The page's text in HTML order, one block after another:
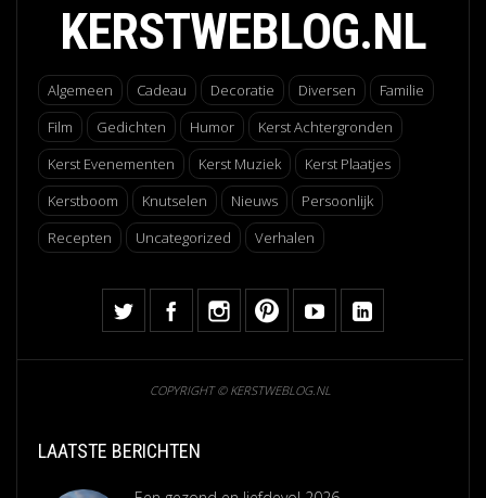
KERSTWEBLOG.NL
Algemeen Cadeau Decoratie Diversen
Familie
Film
Gedichten Humor
Kerst Achtergronden
Kerst Evenementen
Kerst Muziek
Kerst Plaatjes
Kerstboom
Knutselen Nieuws
Persoonlijk
Recepten
Uncategorized Verhalen
COPYRIGHT © KERSTWEBLOG.NL
LAATSTE BERICHTEN